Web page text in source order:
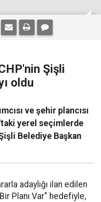
Şişli
oldu
ve şehir plancısı
yerel seçimlerde
Belediye Başkan
adaylığı ilan edilen
Planı Var" hedefiyle,